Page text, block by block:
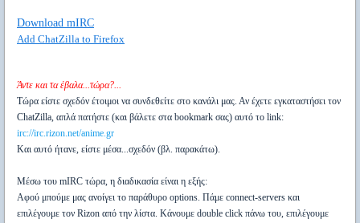
Download mIRC
Add ChatZilla to Firefox
Άντε και τα έβαλα...τώρα?...
Τώρα είστε σχεδόν έτοιμοι να συνδεθείτε στο κανάλι μας. Αν έχετε εγκαταστήσει τον
ChatZilla, απλά πατήστε (και βάλετε στα bookmark σας) αυτό το link:
irc://irc.rizon.net/anime.gr
Και αυτό ήτανε, είστε μέσα...σχεδόν (βλ. παρακάτω).
Μέσω του mIRC τώρα, η διαδικασία είναι η εξής:
Aφού μπούμε μας ανοίγει το παράθυρο options. Πάμε connect-servers και
επιλέγουμε τον Rizon από την λίστα. Κάνουμε double click πάνω του, επιλέγουμε